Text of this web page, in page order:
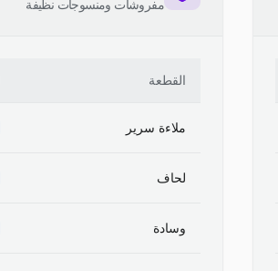
مفروشات ومنسوجات نظيفة
القطعة
ملاءة سرير
لحاف
وسادة